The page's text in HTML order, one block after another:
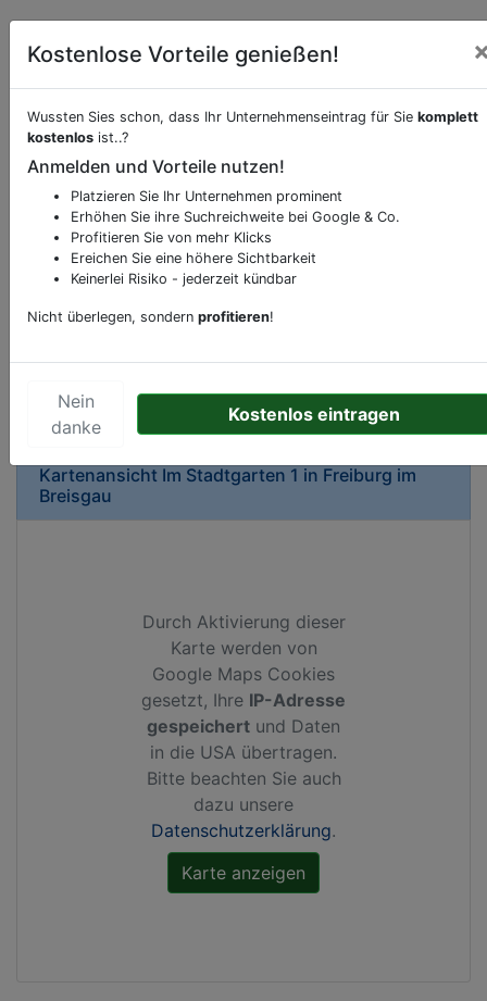
Beschreibung & Services von
Sie möchten eine Beschreibung, Dienstleistung
oder andere relevante Informationen hinzufügen?
Klicken Sie bittehierum uns zu kontaktieren.
Gerne erweitern wir Ihren Firmeneintrag um
Sonderangebote odere besondere Services, die
Kartenansicht Im Stadtgarten 1 in Freiburg im
Breisgau
Durch Aktivierung dieser
Karte werden von
Google Maps Cookies
gesetzt, Ihre IP-Adresse
gespeichert und Daten
in die USA übertragen.
Bitte beachten Sie auch
dazu unsere
Datenschutzerklärung.
Kostenlose Vorteile genießen!
Wussten Sies schon, dass Ihr Unternehmenseintrag für Sie komplett
kostenlos ist..?
Anmelden und Vorteile nutzen!
Platzieren Sie Ihr Unternehmen prominent
Erhöhen Sie ihre Suchreichweite bei Google & Co.
Profitieren Sie von mehr Klicks
Ereichen Sie eine höhere Sichtbarkeit
Keinerlei Risiko - jederzeit kündbar
Nicht überlegen, sondern profitieren!
Nein
danke
Kostenlos eintragen